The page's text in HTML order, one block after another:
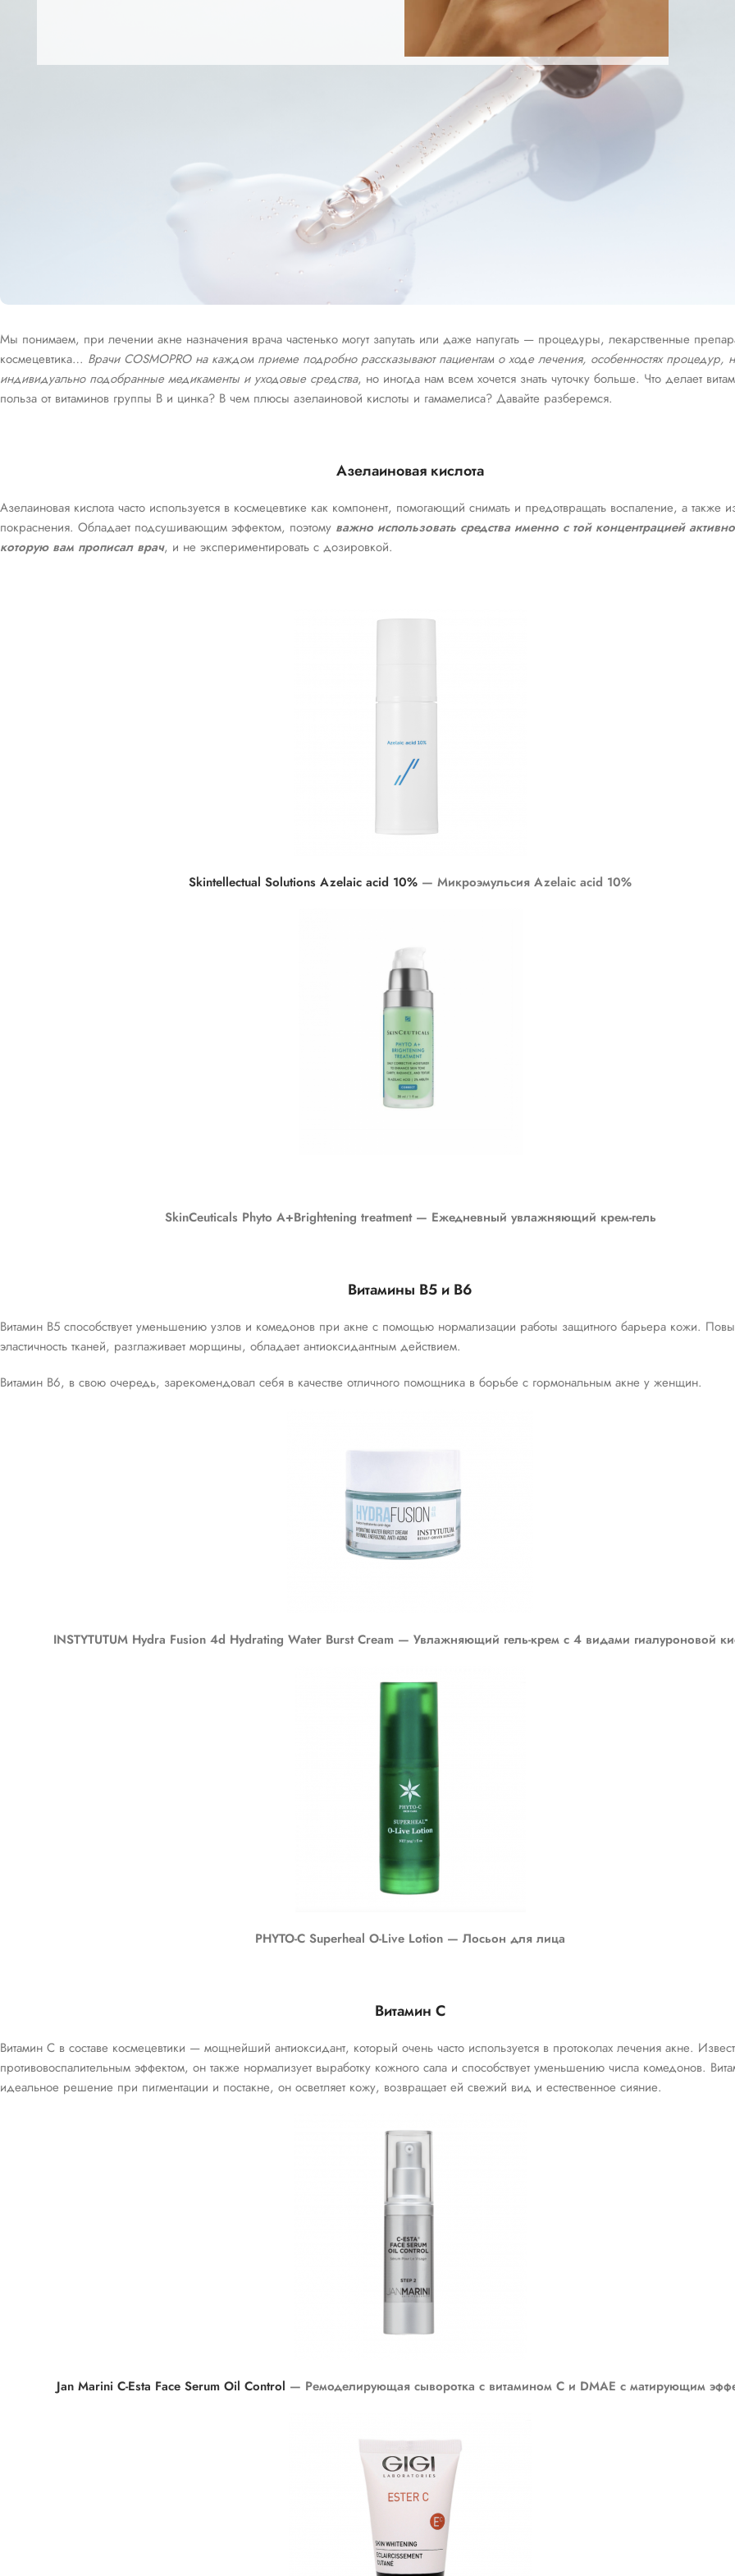
Мы понимаем, при лечении акне назначения врача частенько могут запутать или даже напугать — процедуры, лекарственные
космецевтика… Врачи COSMOPRO на каждом приеме подробно рассказывают пациентам о ходе лечения, особенностях процедур,
индивидуально подобранные медикаменты и уходовые средства, но иногда нам всем хочется знать чуточку больше. Что делает
польза от витаминов группы В и цинка? В чем плюсы азелаиновой кислоты и гамамелиса? Давайте разберемся.
Азелаиновая кислота
Азелаиновая кислота часто используется в космецевтике как компонент, помогающий снимать и предотвращать воспаление, а также
покраснения. Обладает подсушивающим эффектом, поэтому важно использовать средства именно с той концентрацией
которую вам прописал врач, и не экспериментировать с дозировкой.
Skintellectual Solutions Azelaic acid 10% — Микроэмульсия Azelaic acid 10%
SkinCeuticals Phyto A+Brightening treatment — Ежедневный увлажняющий крем-гель
Витамины В5 и В6
Витамин В5 способствует уменьшению узлов и комедонов при акне с помощью нормализации работы защитного барьера кожи.
эластичность тканей, разглаживает морщины, обладает антиоксидантным действием.
Витамин В6, в свою очередь, зарекомендовал себя в качестве отличного помощника в борьбе с гормональным акне у женщин.
INSTYTUTUM Hydra Fusion 4d Hydrating Water Burst Cream — Увлажняющий гель-крем с 4 видами гиалуроновой
PHYTO-C Superheal O-Live Lotion — Лосьон для лица
Витамин С
Витамин С в составе космецевтики — мощнейший антиоксидант, который очень часто используется в протоколах лечения акне.
противовоспалительным эффектом, он также нормализует выработку кожного сала и способствует уменьшению числа комедонов.
идеальное решение при пигментации и постакне, он осветляет кожу, возвращает ей свежий вид и естественное сияние.
Jan Marini C-Esta Face Serum Oil Control — Ремоделирующая сыворотка с витамином C и DMAE с матирующим